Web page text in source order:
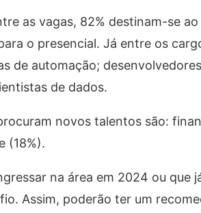
as vagas, 82% destinam-se
o presencial. Já entre os
de automação;
de dados.
novos talentos são:
(18%).
na área em 2024 ou que
Assim, poderão ter um